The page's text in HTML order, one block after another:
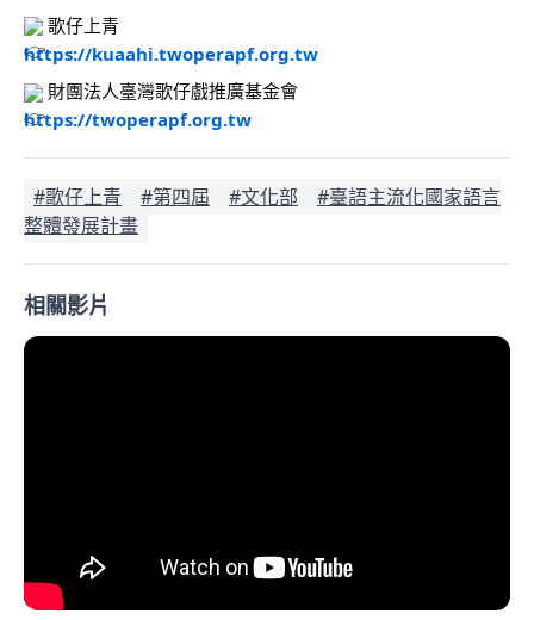
歌仔上青
https://kuaahi.twoperapf.org.tw
財團法人臺灣歌仔戲推廣基金會
https://twoperapf.org.tw
#歌仔上青 #第四屆 #文化部
#臺語主流化國家語言
整體發展計畫
相關影片